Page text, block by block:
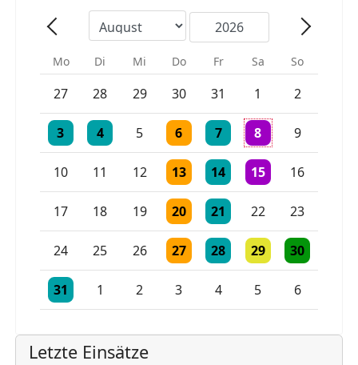
Mo Di Mi Do Fr Sa So
27 28 29 30
Einzelne Veranstaltung
31
Einzelne Veranstaltung
1 2
3
Einzelne Veranstaltung
4
Einzelne Veranstaltung
5 6
Einzelne Veranstaltung
7
Einzelne Veranstaltung
8
3 Veranstaltungen
9
10 11 12 13
Einzelne Veranstaltung
14
Einzelne Veranstaltung
15
Einzelne16
17 18 19 20
Einzelne Veranstaltung
21
Einzelne Veranstaltung
22 23
24 25 26 27
Einzelne Veranstaltung
28
Einzelne Veranstaltung
29
Einzelne30
Einzelne
31
Einzelne Veranstaltung
1 2 3
Einzelne Veranstaltung
4
Einzelne Veranstaltung
5 6
Letzte Einsätze